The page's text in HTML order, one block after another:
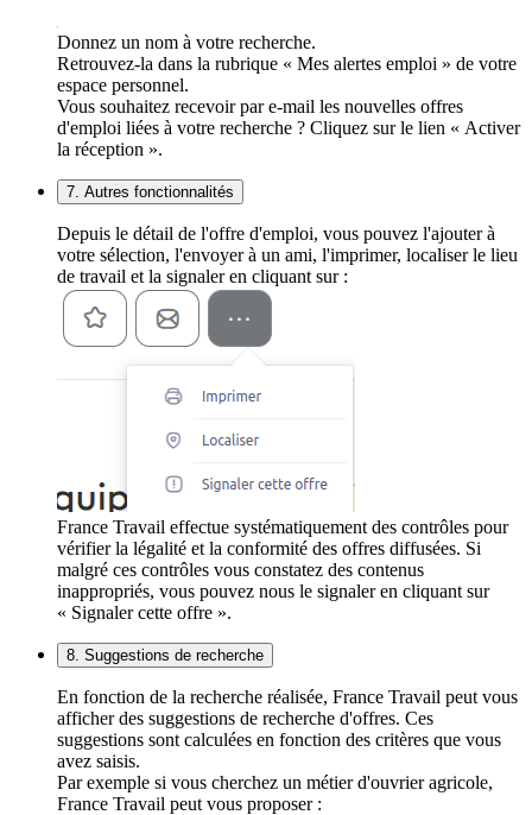
Donnez un nom à votre recherche.
Retrouvez-la dans la rubrique « Mes alertes emploi » de votre
espace personnel.
Vous souhaitez recevoir par e-mail les nouvelles offres
d'emploi liées à votre recherche ? Cliquez sur le lien « Activer
la réception ».
7. Autres fonctionnalités
Depuis le détail de l'offre d'emploi, vous pouvez l'ajouter à
votre sélection, l'envoyer à un ami, l'imprimer, localiser le lieu
de travail et la signaler en cliquant sur :
France Travail effectue systématiquement des contrôles pour
vérifier la légalité et la conformité des offres diffusées. Si
malgré ces contrôles vous constatez des contenus
inappropriés, vous pouvez nous le signaler en cliquant sur
« Signaler cette offre ».
8. Suggestions de recherche
En fonction de la recherche réalisée, France Travail peut vous
afficher des suggestions de recherche d'offres. Ces
suggestions sont calculées en fonction des critères que vous
avez saisis.
Par exemple si vous cherchez un métier d'ouvrier agricole,
France Travail peut vous proposer :